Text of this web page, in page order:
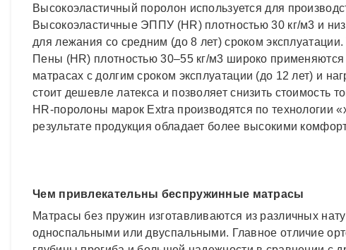
Высокоэластичный поролон используется для
Высокоэластичные ЭППУ (HR) плотностью 30 кг/м3 и
для лежания со средним (до 8 лет) сроком
Пены (HR) плотностью 30–55 кг/м3 широко
матрасах с долгим сроком эксплуатации (до 12 лет) и
стоит дешевле латекса и позволяет снизить стоимость
НR-поролоны марок Extra производятся по технологии
результате продукция обладает более высокими
Чем привлекательны беспружинные матрасы
Матрасы без пружин изготавливаются из различных
односпальными или двуспальными. Главное отличие